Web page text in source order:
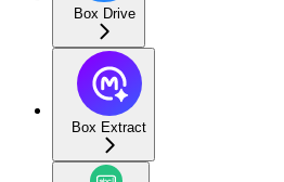
Box Drive
Box Extract